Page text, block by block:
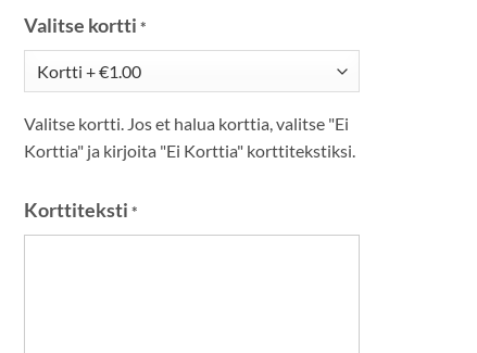
Valitse kortti *
Valitse kortti. Jos et halua korttia, valitse "Ei
Korttia" ja kirjoita "Ei Korttia" korttitekstiksi.
Korttiteksti *